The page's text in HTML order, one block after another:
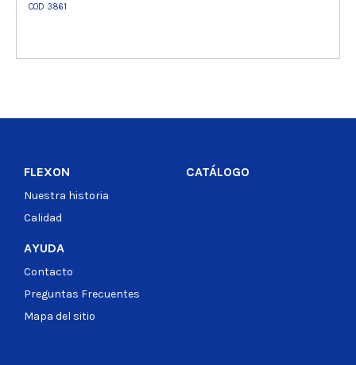
COD 3861
FLEXON
Nuestra historia
Calidad
CATÁLOGO
AYUDA
Contacto
Preguntas Frecuentes
Mapa del sitio